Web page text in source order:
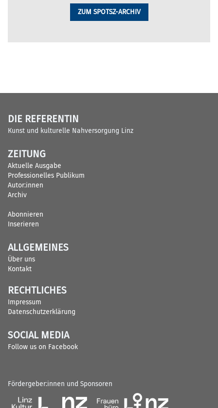
ZUM SPOTSZ-ARCHIV
DIE REFERENTIN
Kunst und kulturelle Nahversorgung Linz
ZEITUNG
Aktuelle Ausgabe
Professionelles Publikum
Autor:innen
Archiv
Abonnieren
Inserieren
ALLGEMEINES
Über uns
Kontakt
RECHTLICHES
Impressum
Datenschutzerklärung
SOCIAL MEDIA
Follow us on Facebook
Fördergeber:innen und Sponsoren